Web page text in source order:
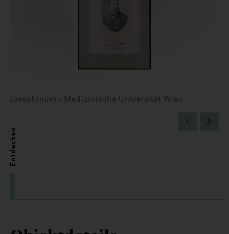
Josephinum - Medizinische Universität Wien
Entdecken